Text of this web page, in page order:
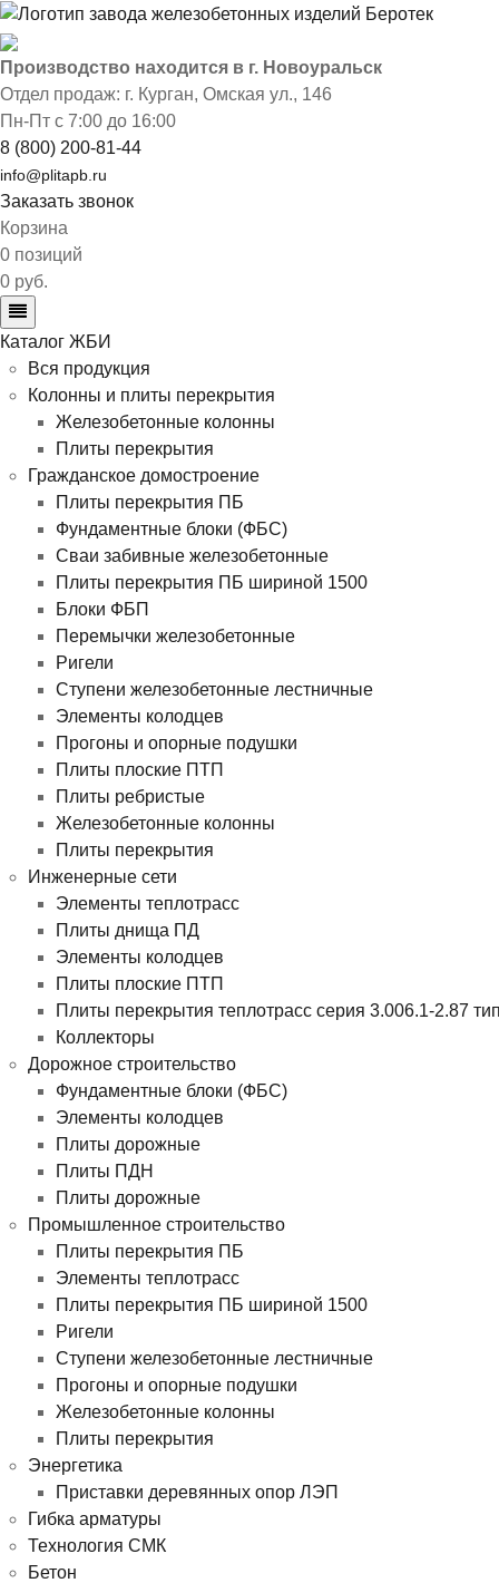
Производство находится в г. Новоуральск
Отдел продаж: г. Курган, Омская ул., 146
Пн-Пт с 7:00 до 16:00
8 (800) 200-81-44
info@plitapb.ru
Заказать звонок
Корзина
0 позиций
0 руб.
Каталог ЖБИ
Вся продукция
Колонны и плиты перекрытия
Железобетонные колонны
Плиты перекрытия
Гражданское домостроение
Плиты перекрытия ПБ
Фундаментные блоки (ФБС)
Сваи забивные железобетонные
Плиты перекрытия ПБ шириной 1500
Блоки ФБП
Перемычки железобетонные
Ригели
Ступени железобетонные лестничные
Элементы колодцев
Прогоны и опорные подушки
Плиты плоские ПТП
Плиты ребристые
Железобетонные колонны
Плиты перекрытия
Инженерные сети
Элементы теплотрасс
Плиты днища ПД
Элементы колодцев
Плиты плоские ПТП
Плиты перекрытия теплотрасс серия 3.006.1-2.87
Коллекторы
Дорожное строительство
Фундаментные блоки (ФБС)
Элементы колодцев
Плиты дорожные
Плиты ПДН
Плиты дорожные
Промышленное строительство
Плиты перекрытия ПБ
Элементы теплотрасс
Плиты перекрытия ПБ шириной 1500
Ригели
Ступени железобетонные лестничные
Прогоны и опорные подушки
Железобетонные колонны
Плиты перекрытия
Энергетика
Приставки деревянных опор ЛЭП
Гибка арматуры
Технология СМК
Бетон